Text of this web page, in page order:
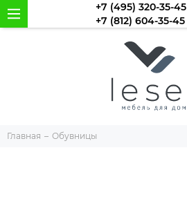
+7 (495) 320-35-45
+7 (812) 604-35-45
Главная Обувницы